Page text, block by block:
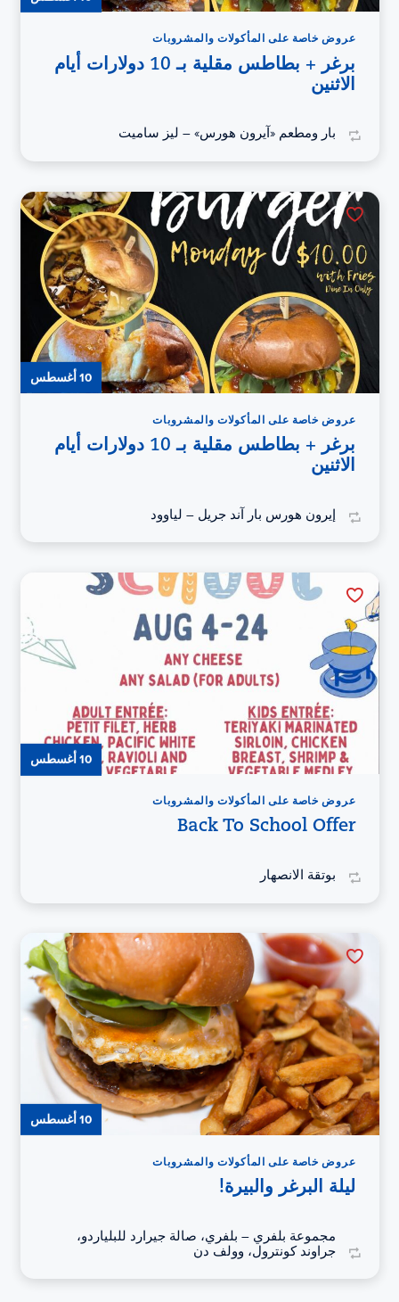
عروض خاصة على المأكولات والمشروبات
برغر + بطاطس مقلية بـ 10 دولارات أيام
الاثنين
بار ومطعم «آيرون هورس» – ليز ساميت
10 أغسطس
عروض خاصة على المأكولات والمشروبات
برغر + بطاطس مقلية بـ 10 دولارات أيام
الاثنين
إيرون هورس بار آند جريل – لياوود
10 أغسطس
عروض خاصة على المأكولات والمشروبات
Back To School Offer
بوتقة الانصهار
10 أغسطس
عروض خاصة على المأكولات والمشروبات
ليلة البرغر والبيرة!
مجموعة بلفري – بلفري، صالة جيرارد للبلياردو،
جراوند كونترول، وولف دن